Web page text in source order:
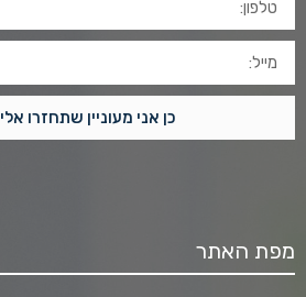
כן אני מעוניין שתחזרו אלי
מפת האתר